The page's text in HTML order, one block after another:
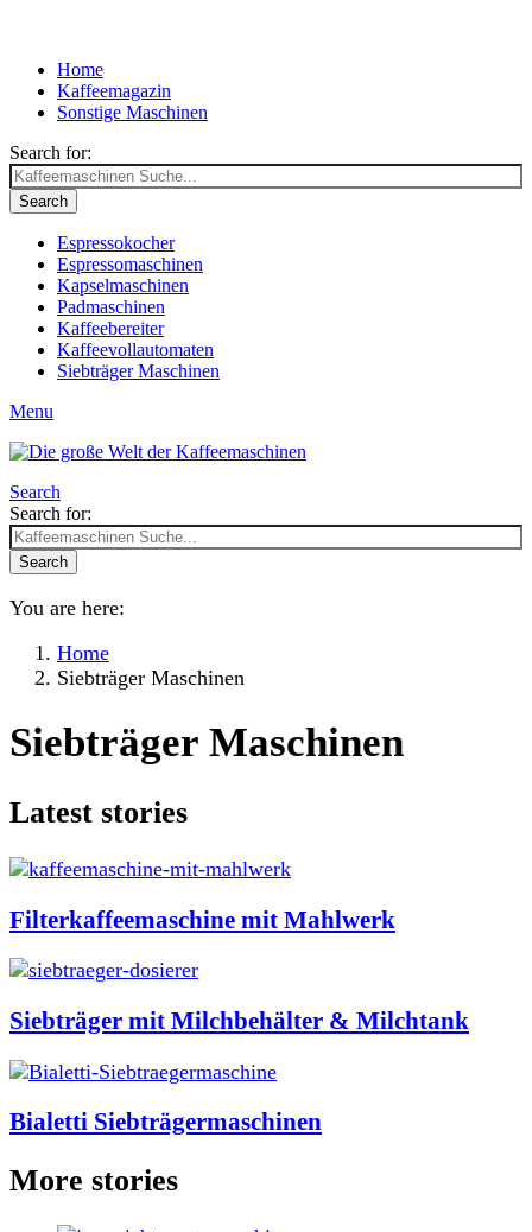
Home
Kaffeemagazin
Sonstige Maschinen
Search for:
Search
Espressokocher
Espressomaschinen
Kapselmaschinen
Padmaschinen
Kaffeebereiter
Kaffeevollautomaten
Siebträger Maschinen
Menu
Search
Search for:
Search
You are here:
Home
Siebträger Maschinen
Siebträger Maschinen
Latest stories
Filterkaffeemaschine mit Mahlwerk
Siebträger mit Milchbehälter & Milchtank
Bialetti Siebträgermaschinen
More stories